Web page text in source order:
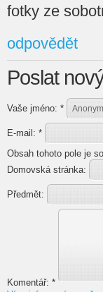
fotky ze
odpovědět
Poslat
Vaše jméno: *
E-mail: *
Obsah tohoto pole je
Domovská stránka:
Předmět:
Komentář: *